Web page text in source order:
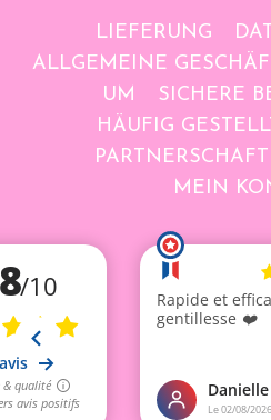
LIEFERUNG
ALLGEMEINE
UM
SICHERE
HÄUFIG
PARTNERSCHAFT
MEIN